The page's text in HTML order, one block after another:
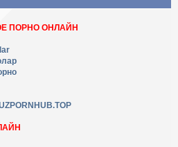
ПОРНО ОНЛАЙН